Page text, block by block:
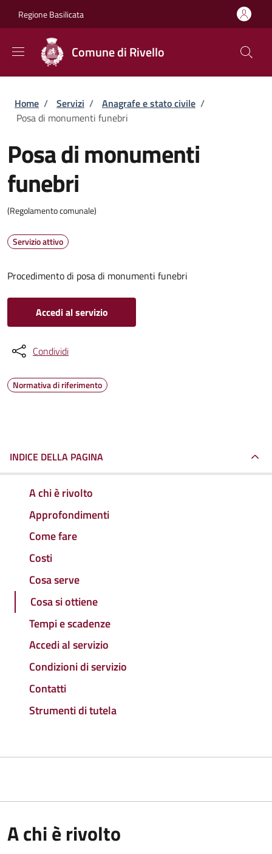
Regione Basilicata
Comune di Rivello
Briciole di pane
Home / Servizi / Anagrafe e stato civile /
Posa di monumenti funebri
Posa di monumenti
funebri
(Regolamento comunale)
Servizio attivo
Procedimento di posa di monumenti funebri
Accedi al servizio
Condividi
Normativa di riferimento
INDICE DELLA PAGINA
A chi è rivolto
Approfondimenti
Come fare
Costi
Cosa serve
Cosa si ottiene
Tempi e scadenze
Accedi al servizio
Condizioni di servizio
Contatti
Strumenti di tutela
A chi è rivolto